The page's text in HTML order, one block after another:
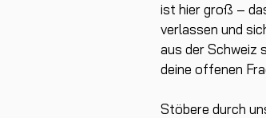
ist hier groß –
verlassen und
aus der Schweiz
deine offenen
Stöbere durch